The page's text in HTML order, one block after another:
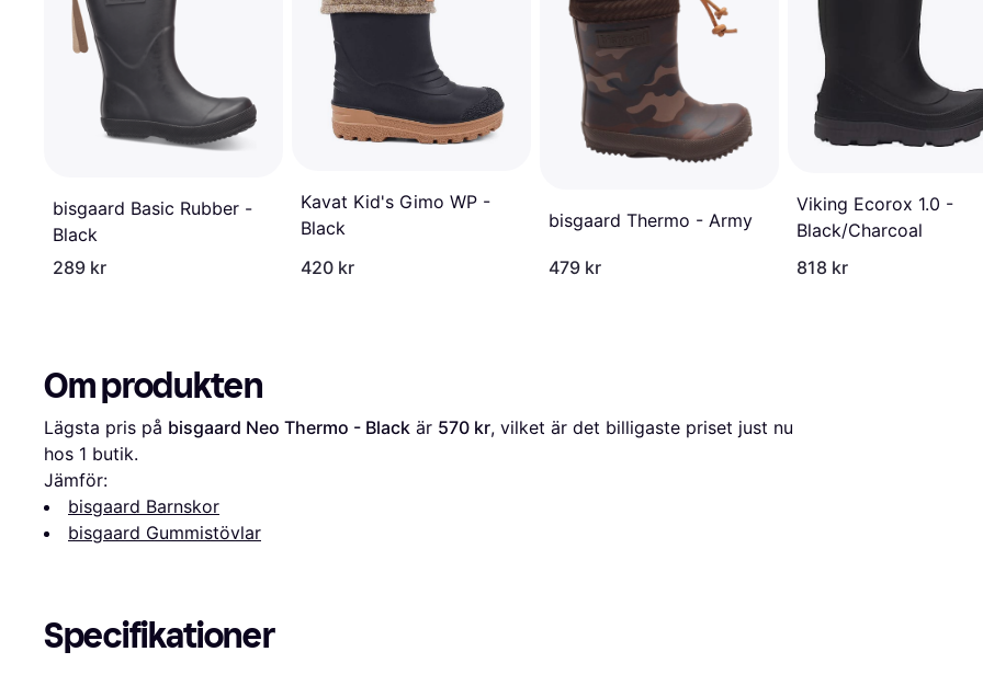
bisgaard Basic Rubber -
Black
289 kr
Kavat Kid's Gimo WP -
Black
420 kr
bisgaard Thermo - Army
479 kr
Viking Ecorox 1.0 -
Black/Charcoal
818 kr
Om produkten
Lägsta pris på bisgaard Neo Thermo - Black är 570 kr, vilket är det billigaste priset just nu
hos 1 butik.
Jämför:
bisgaard Barnskor
bisgaard Gummistövlar
Specifikationer